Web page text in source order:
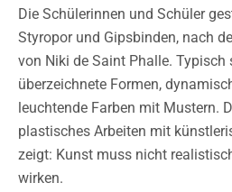
Die Schülerinnen und Schüler
Styropor und Gipsbinden, nach
von Niki de Saint Phalle. Typisch
überzeichnete Formen,
leuchtende Farben mit Mustern.
plastisches Arbeiten mit
zeigt: Kunst muss nicht
wirken.